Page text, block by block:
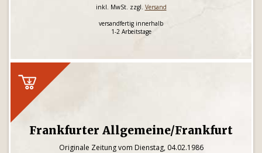
inkl. MwSt. zzgl. Versand
versandfertig innerhalb
1-2 Arbeitstage
Frankfurter Allgemeine/Frankfurt
Originale Zeitung vom Dienstag, 04.02.1986